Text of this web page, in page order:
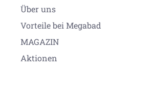
Über uns
Vorteile bei Megabad
MAGAZIN
Aktionen